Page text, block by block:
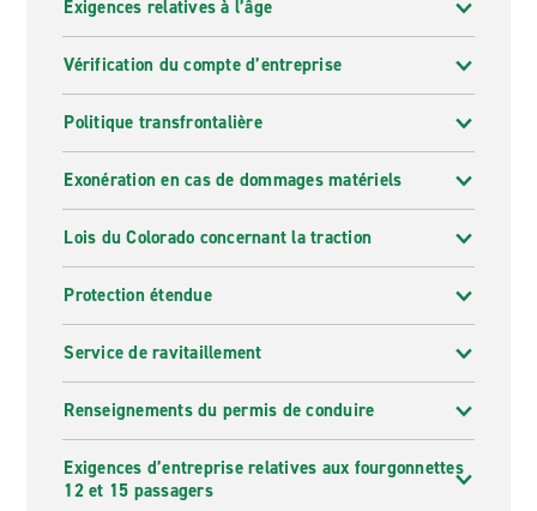
Exigences relatives à l’âge
Vérification du compte d’entreprise
Politique transfrontalière
Exonération en cas de dommages matériels
Lois du Colorado concernant la traction
Protection étendue
Service de ravitaillement
Renseignements du permis de conduire
Exigences d’entreprise relatives aux fourgonnettes
12 et 15 passagers